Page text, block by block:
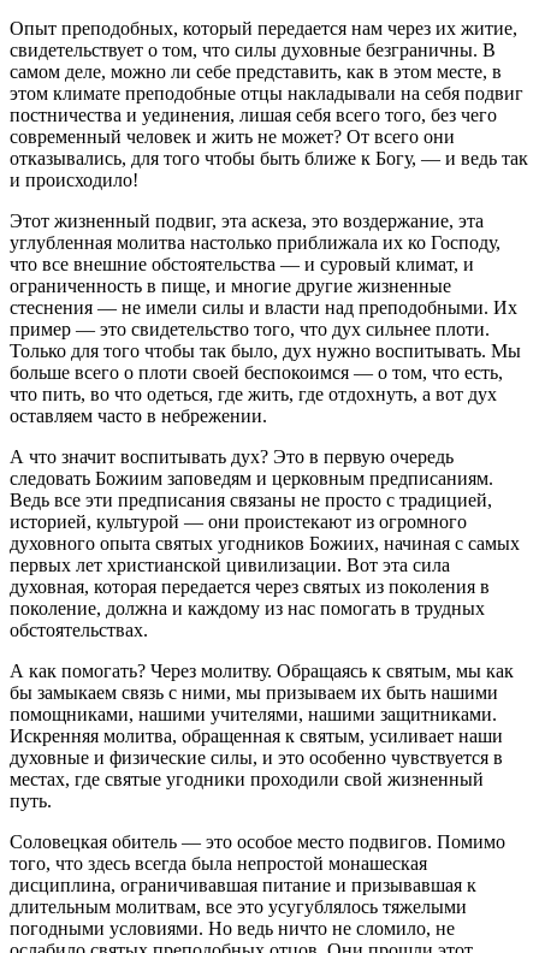
Опыт преподобных, который передается нам через их житие,
свидетельствует о том, что силы духовные безграничны. В
самом деле, можно ли себе представить, как в этом месте, в
этом климате преподобные отцы накладывали на себя подвиг
постничества и уединения, лишая себя всего того, без чего
современный человек и жить не может? От всего они
отказывались, для того чтобы быть ближе к Богу, — и ведь так
и происходило!
Этот жизненный подвиг, эта аскеза, это воздержание, эта
углубленная молитва настолько приближала их ко Господу,
что все внешние обстоятельства — и суровый климат, и
ограниченность в пище, и многие другие жизненные
стеснения — не имели силы и власти над преподобными. Их
пример — это свидетельство того, что дух сильнее плоти.
Только для того чтобы так было, дух нужно воспитывать. Мы
больше всего о плоти своей беспокоимся — о том, что есть,
что пить, во что одеться, где жить, где отдохнуть, а вот дух
оставляем часто в небрежении.
А что значит воспитывать дух? Это в первую очередь
следовать Божиим заповедям и церковным предписаниям.
Ведь все эти предписания связаны не просто с традицией,
историей, культурой — они проистекают из огромного
духовного опыта святых угодников Божиих, начиная с самых
первых лет христианской цивилизации. Вот эта сила
духовная, которая передается через святых из поколения в
поколение, должна и каждому из нас помогать в трудных
обстоятельствах.
А как помогать? Через молитву. Обращаясь к святым, мы как
бы замыкаем связь с ними, мы призываем их быть нашими
помощниками, нашими учителями, нашими защитниками.
Искренняя молитва, обращенная к святым, усиливает наши
духовные и физические силы, и это особенно чувствуется в
местах, где святые угодники проходили свой жизненный
путь.
Соловецкая обитель — это особое место подвигов. Помимо
того, что здесь всегда была непростой монашеская
дисциплина, ограничивавшая питание и призывавшая к
длительным молитвам, все это усугублялось тяжелыми
погодными условиями. Но ведь ничто не сломило, не